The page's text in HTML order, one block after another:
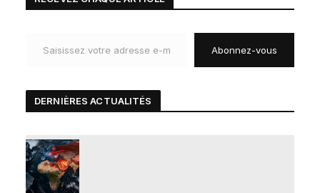
Abonnez-vous
DERNIÈRES ACTUALITÉS